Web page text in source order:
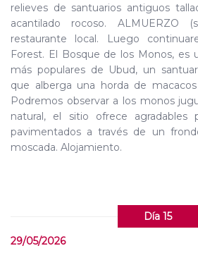
relieves de santuarios antiguos
acantilado rocoso. ALMUERZO
restaurante local. Luego
Forest. El Bosque de los Monos, es
más populares de Ubud, un
que alberga una horda de
Podremos observar a los monos
natural, el sitio ofrece agradables
pavimentados a través de un
moscada. Alojamiento.
Día 15
29/05/2026